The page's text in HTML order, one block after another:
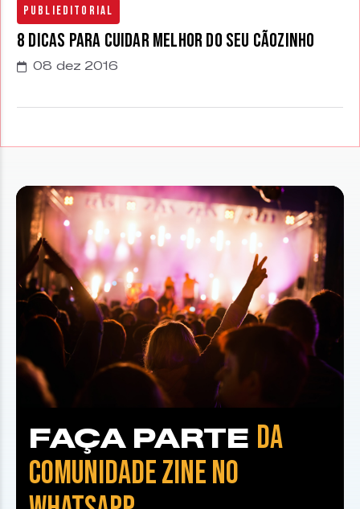
Publieditorial
8 Dicas para cuidar melhor do seu cãozinho
08 dez 2016
FAÇA PARTE DA
COMUNIDADE ZINE NO